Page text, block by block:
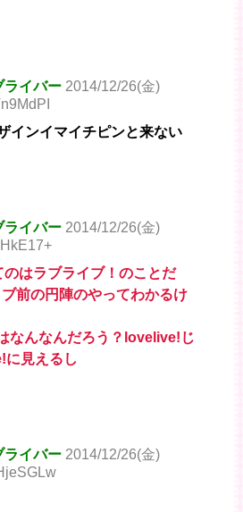
ライバー 2014/12/26(金)
インイマイチピンと来ない
ライバー 2014/12/26(金)
はラブライブ！のことだ
前の円陣のやってわかるけ
なんなんだろう？lovelive!じ
見えるし
ライバー 2014/12/26(金)